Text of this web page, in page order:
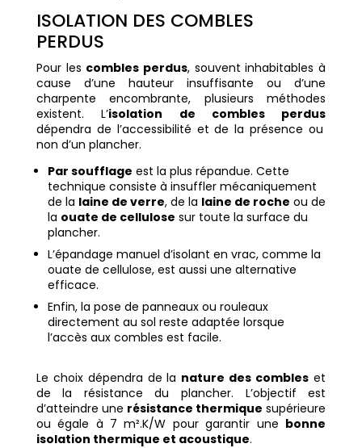
ISOLATION DES COMBLES
PERDUS
Pour les combles perdus, souvent inhabitables à
cause d’une hauteur insuffisante ou d’une
charpente encombrante, plusieurs méthodes
existent. L’isolation de combles perdus
dépendra de l’accessibilité et de la présence ou
non d’un plancher.
Par soufflage est la plus répandue. Cette
technique consiste à insuffler mécaniquement
de la laine de verre, de la laine de roche ou de
la ouate de cellulose sur toute la surface du
plancher.
L’épandage manuel d’isolant en vrac, comme la
ouate de cellulose, est aussi une alternative
efficace.
Enfin, la pose de panneaux ou rouleaux
directement au sol reste adaptée lorsque
l’accès aux combles est facile.
Le choix dépendra de la nature des combles et
de la résistance du plancher. L’objectif est
d’atteindre une résistance thermique supérieure
ou égale à 7 m².K/W pour garantir une bonne
isolation thermique et acoustique.